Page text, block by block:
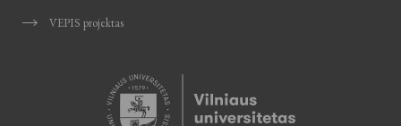
VEPIS projektas